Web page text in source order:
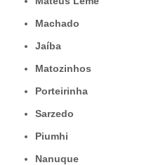
Machado
Jaíba
Matozinhos
Porteirinha
Sarzedo
Piumhi
Nanuque